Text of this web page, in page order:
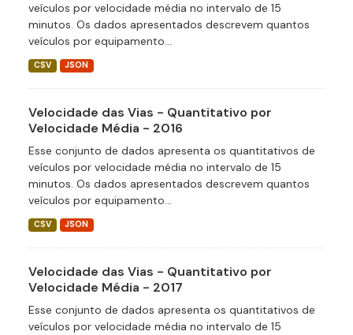
veículos por velocidade média no intervalo de 15
minutos. Os dados apresentados descrevem quantos
veículos por equipamento...
CSV JSON
Velocidade das Vias - Quantitativo por
Velocidade Média - 2016
Esse conjunto de dados apresenta os quantitativos de
veículos por velocidade média no intervalo de 15
minutos. Os dados apresentados descrevem quantos
veículos por equipamento...
CSV JSON
Velocidade das Vias - Quantitativo por
Velocidade Média - 2017
Esse conjunto de dados apresenta os quantitativos de
veículos por velocidade média no intervalo de 15